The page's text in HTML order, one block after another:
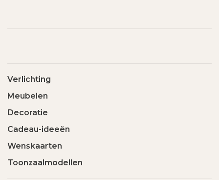
Verlichting
Meubelen
Decoratie
Cadeau-ideeën
Wenskaarten
Toonzaalmodellen